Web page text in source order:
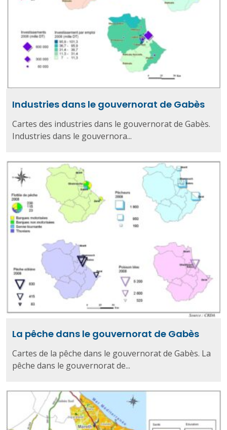
Industries dans le gouvernorat de Gabès
Cartes des industries dans le gouvernorat de Gabès.
Industries dans le gouvernora...
La pêche dans le gouvernorat de Gabès
Cartes de la pêche dans le gouvernorat de Gabès. La
pêche dans le gouvernorat de...